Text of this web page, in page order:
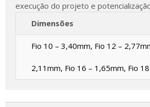
execução do projeto e
Dimensões
Fio 10 – 3,40mm, Fio 12 –
2,11mm, Fio 16 – 1,65mm, Fio